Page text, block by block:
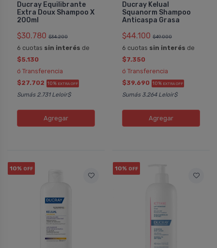
Ducray Equilibrante
Extra Doux Shampoo X
200ml
$30.780 $34.200
6 cuotas sin interés de
$5.130
ó Transferencia
$27.702 10% EXTRA OFF
Sumás 2.731 Leloir$
Agregar
Ducray Kelual
Squanorm Shampoo
Anticaspa Grasa
$44.100 $49.000
6 cuotas sin interés de
$7.350
ó Transferencia
$39.690 10% EXTRA OFF
Sumás 3.264 Leloir$
Agregar
10% OFF 10% OFF